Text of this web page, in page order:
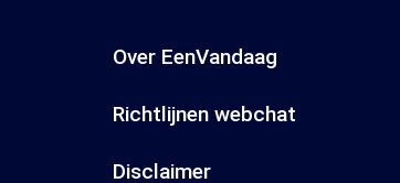
Over EenVandaag
Richtlijnen webchat
Disclaimer